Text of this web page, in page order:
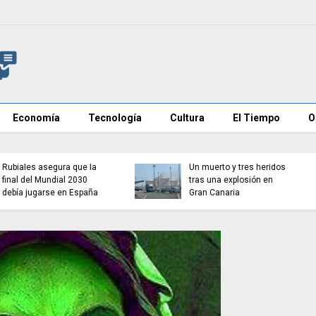
Economía Tecnología Cultura El Tiempo
del Mundial 2030 a
Marruecos, según The
Times
Castilla y León, Aragón y
Extremadura rechazan
acoger MENAs de Ceuta